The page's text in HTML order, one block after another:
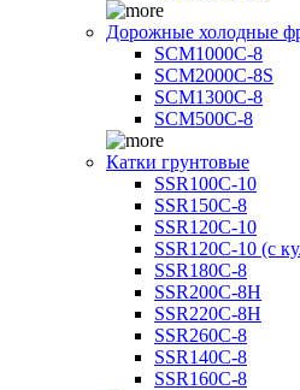
Дорожные холодные
SCM1000C-8
SCM2000C-8S
SCM1300C-8
SCM500C-8
Катки грунтовые
SSR100C-10
SSR150C-8
SSR120C-10
SSR120C-10 (с
SSR180C-8
SSR200C-8H
SSR220C-8H
SSR260C-8
SSR140C-8
SSR160C-8